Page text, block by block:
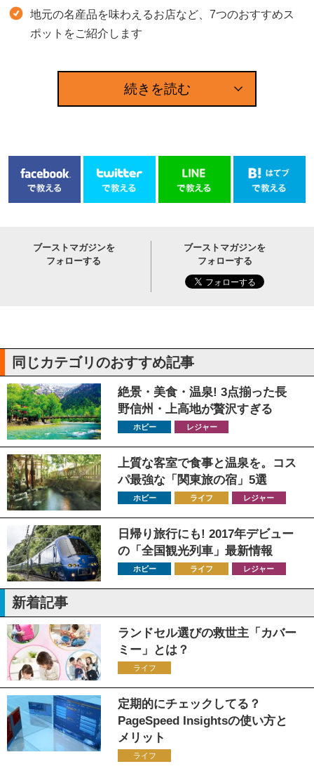
地元の名産品を味わえるお店など、7つのおすすめス
ポットをご紹介します
続きを読む
ブーストマガジンを
フォローする
ブーストマガジンを
フォローする
同じカテゴリのおすすめ記事
絶景・美食・温泉! 3点揃った長
野信州・上高地が贅沢すぎる
ホビー レジャー
上質な客室で食事と温泉を。コス
パ最強な「関東旅の宿」5選
ホビー ライフ レジャー
日帰り旅行にも! 2017年デビュー
の「全国観光列車」最新情報
ホビー ライフ レジャー
新着記事
ランドセル選びの救世主「カバー
ミー」とは？
ライフ
定期的にチェックしてる？
PageSpeed Insightsの使い方と
メリット
ライフ